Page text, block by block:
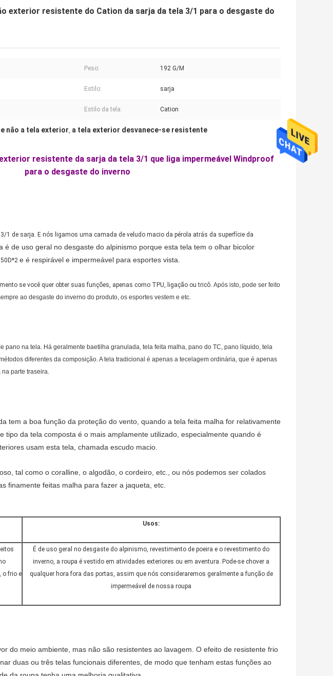
exterior resistente do Cation da sarja da tela 3/1 para o desgaste do
Peso: 192 G/M
Estilo: sarja
Estilo da tela: Cation
não a tela exterior, a tela exterior desvanece-se resistente
resistente da sarja da tela 3/1 que liga impermeável Windproof
para o desgaste do inverno
1 de sarja. E nós ligamos uma camada de veludo macio da pérola atrás da superfície da
é de uso geral no desgaste do alpinismo porque esta tela tem o olhar bicolor
e é respirável e impermeável para esportes vista.
se você quer obter suas funções, apenas como TPU, ligação ou tricô. Após isto, pode ser feito
ao desgaste do inverno do produto, os esportes vestem e etc.
pano na tela. Há geralmente baetilha granulada, tela feita malha, pano do TC, pano líquido, tela
diferentes da composição. A tela tradicional é apenas a tecelagem ordinária, que é apenas
parte traseira.
tem a boa função da proteção do vento, quando a tela feita malha for relativamente
tipo da tela composta é o mais amplamente utilizado, especialmente quando é
usam esta tela, chamada escudo macio.
tal como o coralline, o algodão, o cordeiro, etc., ou nós podemos ser colados
finamente feitas malha para fazer a jaqueta, etc.
Usos:
o frio e
É de uso geral no desgaste do alpinismo, revestimento de poeira e o revestimento do
inverno, a roupa é vestido em atividades exteriores ou em aventura. Pode-se chover a
qualquer hora fora das portas, assim que nós consideraremos geralmente a função de
impermeável de nossa roupa
do meio ambiente, mas não são resistentes ao lavagem. O efeito de resistente frio
duas ou três telas funcionais diferentes, de modo que tenham estas funções ao